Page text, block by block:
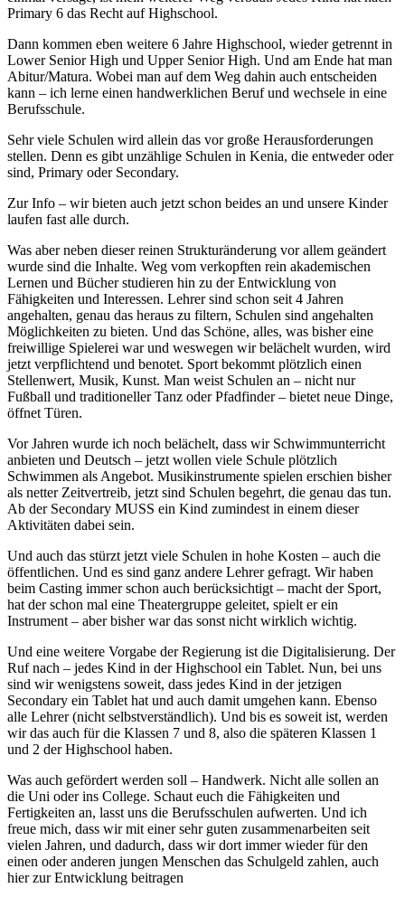
Primary 6 das Recht auf Highschool.
Dann kommen eben weitere 6 Jahre Highschool, wieder getrennt in
Lower Senior High und Upper Senior High. Und am Ende hat man
Abitur/Matura. Wobei man auf dem Weg dahin auch entscheiden
kann – ich lerne einen handwerklichen Beruf und wechsele in eine
Berufsschule.
Sehr viele Schulen wird allein das vor große Herausforderungen
stellen. Denn es gibt unzählige Schulen in Kenia, die entweder oder
sind, Primary oder Secondary.
Zur Info – wir bieten auch jetzt schon beides an und unsere Kinder
laufen fast alle durch.
Was aber neben dieser reinen Strukturänderung vor allem geändert
wurde sind die Inhalte. Weg vom verkopften rein akademischen
Lernen und Bücher studieren hin zu der Entwicklung von
Fähigkeiten und Interessen. Lehrer sind schon seit 4 Jahren
angehalten, genau das heraus zu filtern, Schulen sind angehalten
Möglichkeiten zu bieten. Und das Schöne, alles, was bisher eine
freiwillige Spielerei war und weswegen wir belächelt wurden, wird
jetzt verpflichtend und benotet. Sport bekommt plötzlich einen
Stellenwert, Musik, Kunst. Man weist Schulen an – nicht nur
Fußball und traditioneller Tanz oder Pfadfinder – bietet neue Dinge,
öffnet Türen.
Vor Jahren wurde ich noch belächelt, dass wir Schwimmunterricht
anbieten und Deutsch – jetzt wollen viele Schule plötzlich
Schwimmen als Angebot. Musikinstrumente spielen erschien bisher
als netter Zeitvertreib, jetzt sind Schulen begehrt, die genau das tun.
Ab der Secondary MUSS ein Kind zumindest in einem dieser
Aktivitäten dabei sein.
Und auch das stürzt jetzt viele Schulen in hohe Kosten – auch die
öffentlichen. Und es sind ganz andere Lehrer gefragt. Wir haben
beim Casting immer schon auch berücksichtigt – macht der Sport,
hat der schon mal eine Theatergruppe geleitet, spielt er ein
Instrument – aber bisher war das sonst nicht wirklich wichtig.
Und eine weitere Vorgabe der Regierung ist die Digitalisierung. Der
Ruf nach – jedes Kind in der Highschool ein Tablet. Nun, bei uns
sind wir wenigstens soweit, dass jedes Kind in der jetzigen
Secondary ein Tablet hat und auch damit umgehen kann. Ebenso
alle Lehrer (nicht selbstverständlich). Und bis es soweit ist, werden
wir das auch für die Klassen 7 und 8, also die späteren Klassen 1
und 2 der Highschool haben.
Was auch gefördert werden soll – Handwerk. Nicht alle sollen an
die Uni oder ins College. Schaut euch die Fähigkeiten und
Fertigkeiten an, lasst uns die Berufsschulen aufwerten. Und ich
freue mich, dass wir mit einer sehr guten zusammenarbeiten seit
vielen Jahren, und dadurch, dass wir dort immer wieder für den
einen oder anderen jungen Menschen das Schulgeld zahlen, auch
hier zur Entwicklung beitragen